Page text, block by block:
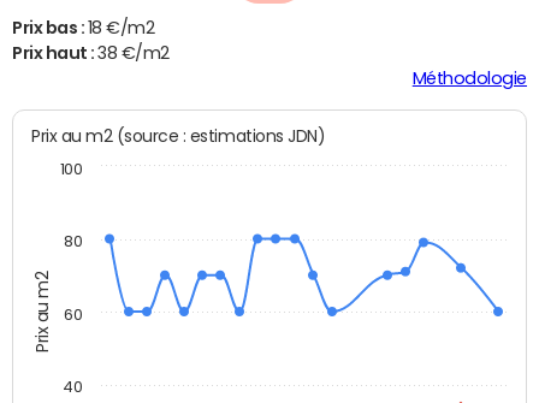
Prix bas : 18 €/m2
Prix haut :38 €/m2
Méthodologie
Prix au m2
Prix au m2 (source : estimations JDN)
40
60
80
100